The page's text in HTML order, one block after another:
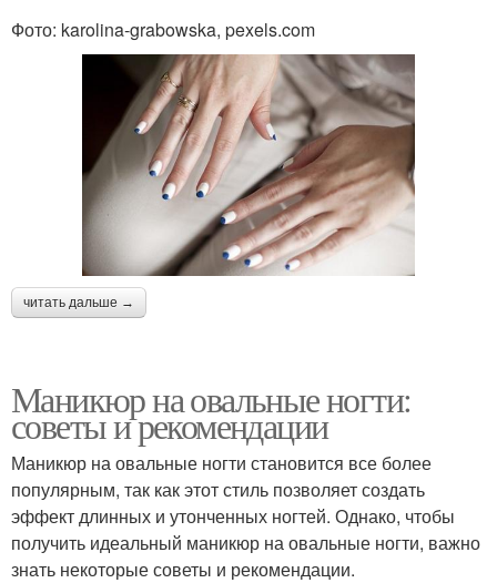
Фото: karolina-grabowska, pexels.com
читать дальше →
Маникюр на овальные ногти:
советы и рекомендации
Маникюр на овальные ногти становится все более
популярным, так как этот стиль позволяет создать
эффект длинных и утонченных ногтей. Однако, чтобы
получить идеальный маникюр на овальные ногти, важно
знать некоторые советы и рекомендации.